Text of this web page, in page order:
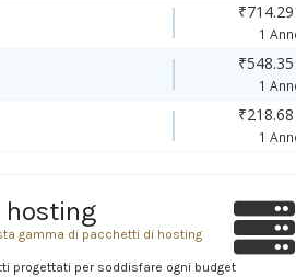
1
1
1
hosting
gamma di pacchetti di hosting
progettati per soddisfare ogni budget